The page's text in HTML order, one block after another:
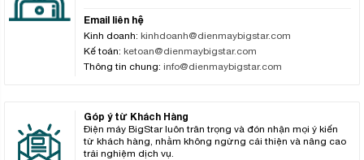
Email liên hệ
Kinh doanh: kinhdoanh@dienmaybigstar.com
Kế toán: ketoan@dienmaybigstar.com
Thông tin chung: info@dienmaybigstar.com
Góp ý từ Khách Hàng
Điện máy BigStar luôn trân trọng và đón nhận mọi ý kiến
từ khách hàng, nhằm không ngừng cải thiện và nâng cao
trải nghiệm dịch vụ.